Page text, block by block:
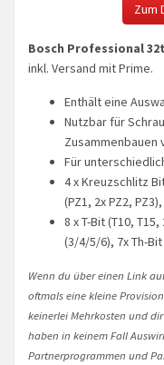
Zum
Bosch Professional
inkl. Versand mit Prime.
Enthält eine
Nutzbar für
Zusammenbauen
Für
4 x Kreuzschlitz
(PZ1, 2x PZ2,
8 x T-Bit (T10,
(3/4/5/6), 7x Th-
Wenn du über einen Link
oftmals eine kleine
keinerlei Mehrkosten und
haben in keinem Fall
Partnerprogrammen und